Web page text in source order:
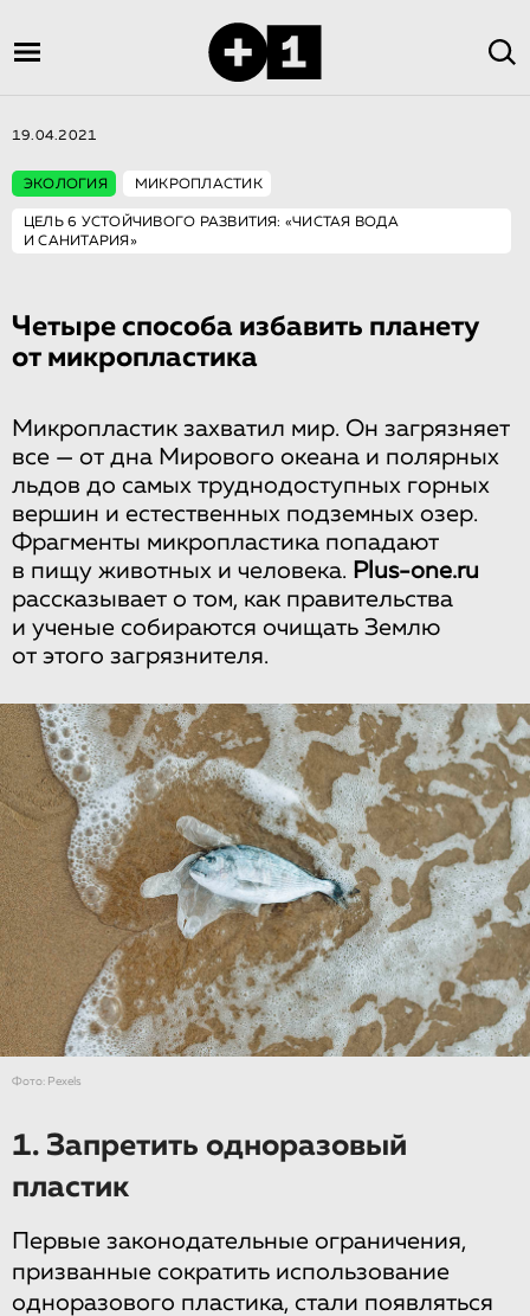
19.04.2021
ЭКОЛОГИЯ МИКРОПЛАСТИК
ЦЕЛЬ 6 УСТОЙЧИВОГО РАЗВИТИЯ: «ЧИСТАЯ ВОДА
И САНИТАРИЯ»
Четыре способа избавить планету
от микропластика
Микропластик захватил мир. Он загрязняет
все — от дна Мирового океана и полярных
льдов до самых труднодоступных горных
вершин и естественных подземных озер.
Фрагменты микропластика попадают
в пищу животных и человека. Plus-one.ru
рассказывает о том, как правительства
и ученые собираются очищать Землю
от этого загрязнителя.
Фото: Pexels
1. Запретить одноразовый
пластик
Первые законодательные ограничения,
призванные сократить использование
одноразового пластика, стали появляться